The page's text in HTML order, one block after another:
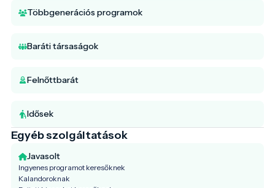
Többgenerációs programok
Baráti társaságok
Felnőttbarát
Idősek
Egyéb szolgáltatások
Javasolt
Ingyenes programot keresőknek
Kalandoroknak